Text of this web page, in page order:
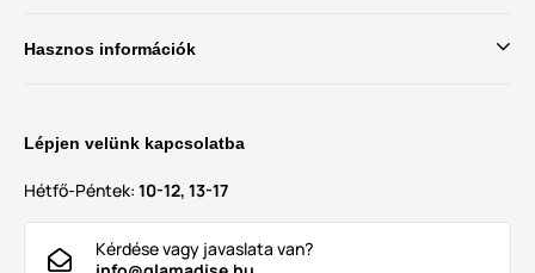
Hasznos információk
Lépjen velünk kapcsolatba
Hétfő-Péntek: 10-12, 13-17
Kérdése vagy javaslata van?